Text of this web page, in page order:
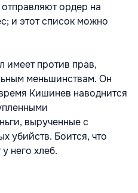
ордер на
и этот список можно
имеет против прав,
меньшинствам. Он
Кишинев наводнится
вырученные с
убийств. Боится, что
него хлеб.